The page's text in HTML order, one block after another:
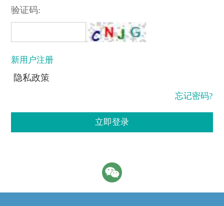
验证码:
新用户注册
隐私政策
忘记密码?
立即登录